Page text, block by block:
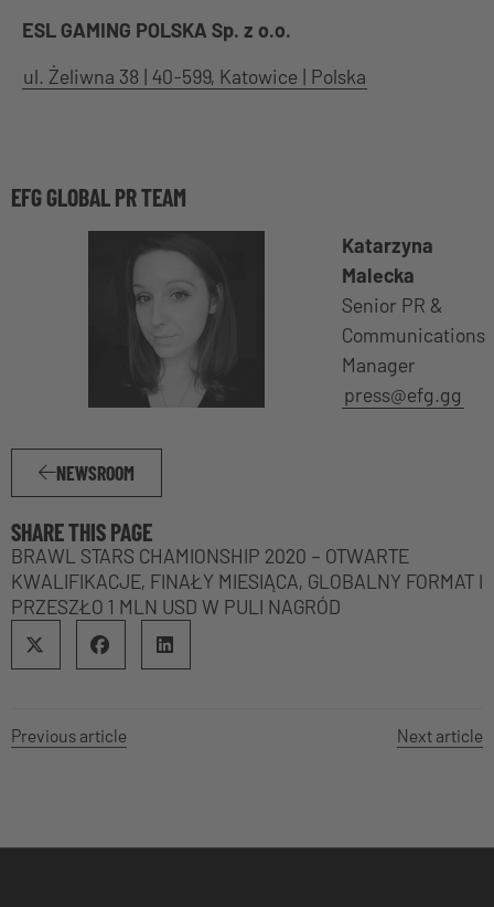
ESL GAMING POLSKA Sp. z o.o.
ul. Żeliwna 38 | 40-599, Katowice | Polska
EFG GLOBAL PR TEAM
Katarzyna
Malecka
Senior PR &
Communications
Manager
press@efg.gg
NEWSROOM
SHARE THIS PAGE
BRAWL STARS CHAMIONSHIP 2020 – OTWARTE
KWALIFIKACJE, FINAŁY MIESIĄCA, GLOBALNY FORMAT I
PRZESZŁO 1 MLN USD W PULI NAGRÓD
Previous article Next article